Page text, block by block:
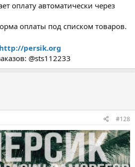
оплату автоматически через
оплаты под списком товаров.
http://persik.org
@sts112233
#128